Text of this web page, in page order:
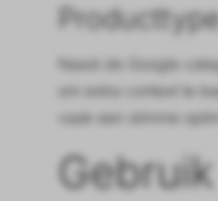
Naast de Google
om extra context te
vaak een slimme